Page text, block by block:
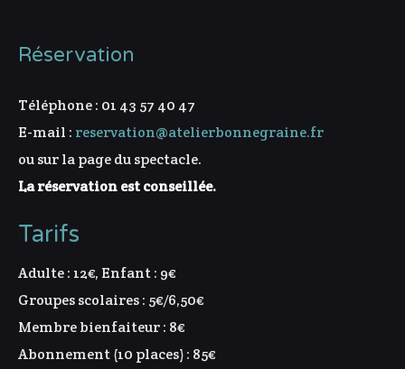
Réservation
Téléphone : 01 43 57 40 47
E-mail : reservation@atelierbonnegraine.fr
ou sur la page du spectacle.
La réservation est conseillée.
Tarifs
Adulte : 12€, Enfant : 9€
Groupes scolaires : 5€/6,50€
Membre bienfaiteur : 8€
Abonnement (10 places) : 85€